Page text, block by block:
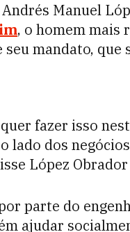
Andrés Manuel
, o homem mais
mandato, que
fazer isso
lado dos
López
parte do
ajudar